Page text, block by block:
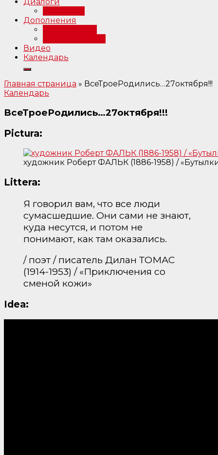
Дополнения
Видео
Календарь
Главная страница » ВсеТроеРодились…27октября!!!
Календарь
ВсеТроеРодились…27октября!!!
Pictura:
художник Роберт ФАЛЬК (1886-1958) /
Littera:
Я говорил вам, что все люди
сумасшедшие. Они сами не знают,
куда несутся, и потом не
понимают, как там оказались.
/ поэт / писатель Дилан ТОМАС
(1914-1953) / «Приключения со
сменой кожи»
Idea: